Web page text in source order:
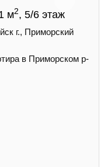
м2, 5/6 этаж
г., Приморский
в Приморском р-